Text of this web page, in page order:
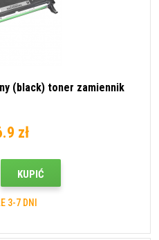
(black) toner zamiennik
zł
KUPIĆ
3-7 DNI